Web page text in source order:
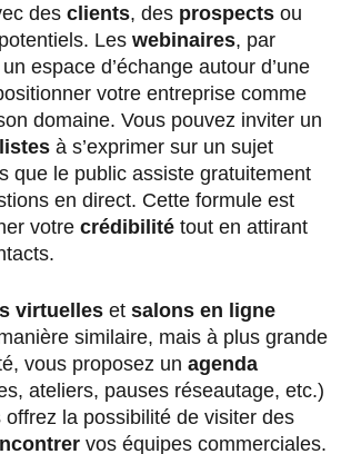
des clients, des prospects ou
Les webinaires, par
espace d’échange autour d’une
votre entreprise comme
domaine. Vous pouvez inviter un
à s’exprimer sur un sujet
que le public assiste gratuitement
en direct. Cette formule est
votre crédibilité tout en attirant
virtuelles et salons en ligne
similaire, mais à plus grande
vous proposez un agenda
ateliers, pauses réseautage, etc.)
offrez la possibilité de visiter des
vos équipes commerciales.